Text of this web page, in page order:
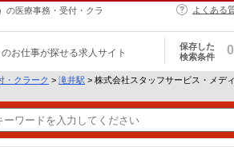
の医療事務・受付・クラ
よくある
のお仕事が探せる求人サイト
保存した
検索条件
0
・クラーク > 滝井駅 > 株式会社スタッフサービス・メデ